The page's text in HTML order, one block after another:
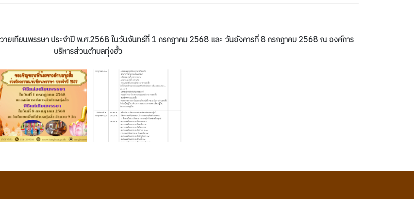
ายเทียนพรรษา ประจำปี พ.ศ.2568 ในวันจันทร์ที่ 1 กรกฎาคม 2568 และ วันอังคารที่ 8 กรกฎาคม 2568 ณ องค์การ
บริหารส่วนตำบลทุ่งฮั้ว